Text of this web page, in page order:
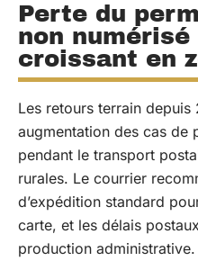
Perte du
non
croissant en
Les retours terrain depuis
augmentation des cas de
pendant le transport
rurales. Le courrier
d’expédition standard
carte, et les délais
production administrative.